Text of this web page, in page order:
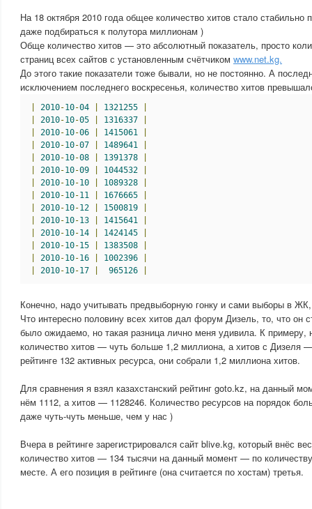
На 18 октября 2010 года общее количество хитов стало
даже подбираться к полутора миллионам )
Обще количество хитов — это абсолютный показатель, просто
страниц всех сайтов с установленным счётчиком www.net.kg.
До этого такие показатели тоже бывали, но не постоянно. А
исключением последнего воскресенья, количество хитов
2010-10-04 1321255
2010-10-05 1316337
2010-10-06 1415061
2010-10-07 1489641
2010-10-08 1391378
2010-10-09 1044532
2010-10-10 1089328
2010-10-11 1676665
2010-10-12 1500819
2010-10-13 1415641
2010-10-14 1424145
2010-10-15 1383508
2010-10-16 1002396
2010-10-17 965126
Конечно, надо учитывать предвыборную гонку и сами выборы в
Что интересно половину всех хитов дал форум Дизель, то, что он
было ожидаемо, но такая разница лично меня удивила. К
количество хитов — чуть больше 1,2 миллиона, а хитов с Дизеля
рейтинге 132 активных ресурса, они собрали 1,2 миллиона хитов.
Для сравнения я взял казахстанский рейтинг goto.kz, на данный
нём 1112, а хитов — 1128246. Количество ресурсов на порядок
даже чуть-чуть меньше, чем у нас )
Вчера в рейтинге зарегистрировался сайт blive.kg, который внёс
количество хитов — 134 тысячи на данный момент — по
месте. А его позиция в рейтинге (она считается по хостам) третья.